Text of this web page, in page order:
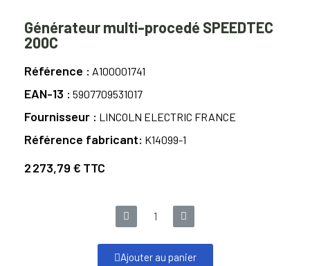
Générateur multi-procedé SPEEDTEC
200C
Référence A100001741
EAN-13 5907709531017
Fournisseur LINCOLN ELECTRIC FRANCE
Référence fabricant K14099-1
2 273,79 € TTC
Ajouter au panier